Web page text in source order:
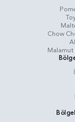
Chow
Malamut